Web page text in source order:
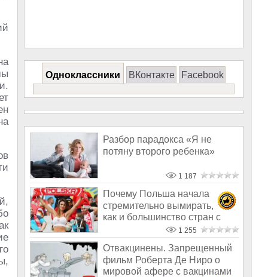
Одноклассники ВКонтакте Facebook
Разбор парадокса «Я не
потяну второго ребенка»
1 187
Почему Польша начала
стремительно вымирать,
как и большинство стран с
белым населен
1 255
Отвакцинены. Запрещенный
фильм Роберта Де Ниро о
мировой афере с вакцинами